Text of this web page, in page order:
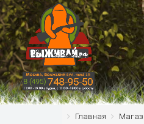
Главная